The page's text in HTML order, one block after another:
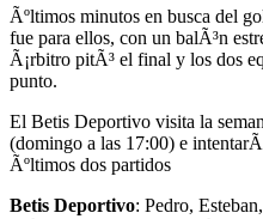
Ãºltimos minutos en busca del
fue para ellos, con un balÃ³n
Ã¡rbitro pitÃ³ el final y los dos
punto.
El Betis Deportivo visita la
(domingo a las 17:00) e
Ãºltimos dos partidos
Betis Deportivo: Pedro,